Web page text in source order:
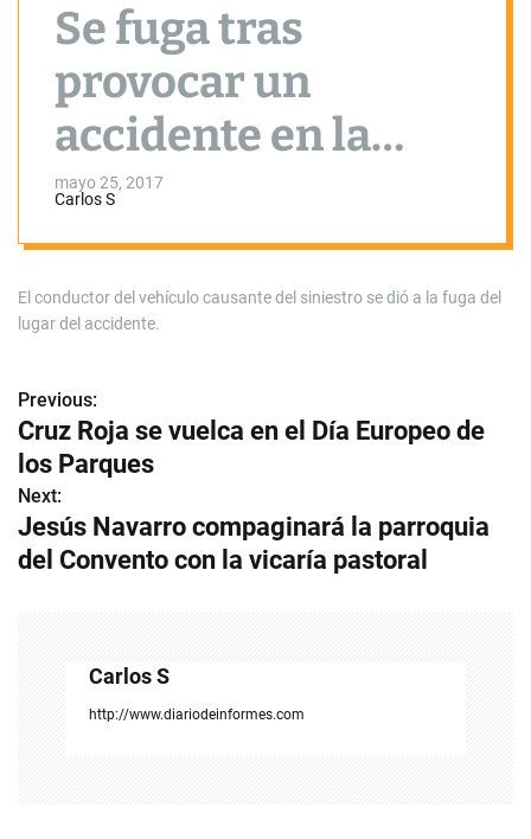
Se fuga tras
provocar un
accidente en la
calle Pozo Concejo
mayo 25, 2017
Carlos S
El conductor del vehículo causante del siniestro se dió a la fuga del
lugar del accidente.
N
a
v
e
Previous:
Cruz Roja se vuelca en el Día Europeo de
los Parques
Next:
Jesús Navarro compaginará la parroquia
del Convento con la vicaría pastoral
Carlos S
http://www.diariodeinformes.com